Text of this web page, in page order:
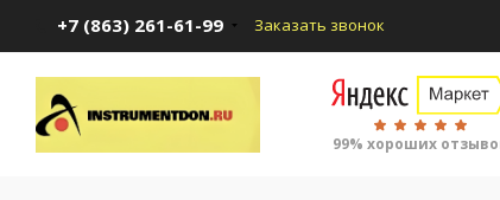
+7 (863) 261-61-99 Заказать звонок
99% хороших